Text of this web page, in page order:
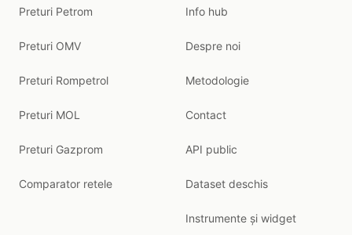
Preturi Petrom
Preturi OMV
Preturi Rompetrol
Preturi MOL
Preturi Gazprom
Comparator retele
Info hub
Despre noi
Metodologie
Contact
API public
Dataset deschis
Instrumente și widget